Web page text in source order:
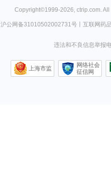
Copyright©1999-2026, ctrip.com.
沪公网备31010502002731号丨 互联网药
违法和不良信息举报
上海市监
网络社会
征信网